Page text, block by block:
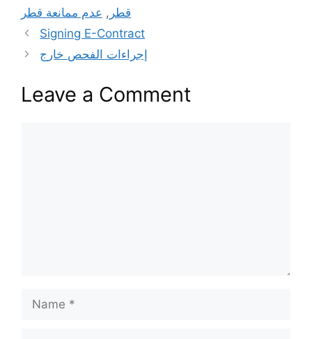
قطر , عدم ممانعة قطر
Signing E-Contract
إجراءات الفحص خارج
Leave a Comment